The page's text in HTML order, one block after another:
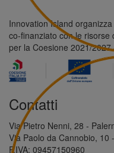
Innovation Island
co-finanziato con le risorse
per la Coesione 2021/
Contatti
Via Pietro Nenni, 28 -
Via Paolo da Cannobio, 10
P.IVA: 09457150960